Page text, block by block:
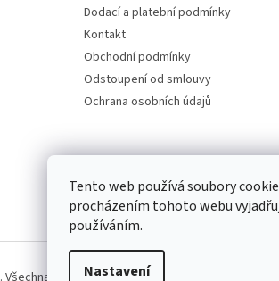
Tento web používá soubory
procházením tohoto webu
používáním.
Nastavení
Dodací a platební podmínky
Kontakt
Obchodní podmínky
Odstoupení od smlouvy
Ochrana osobních údajů
. Všechna práva vyhrazena.Upravit nastavení cookies